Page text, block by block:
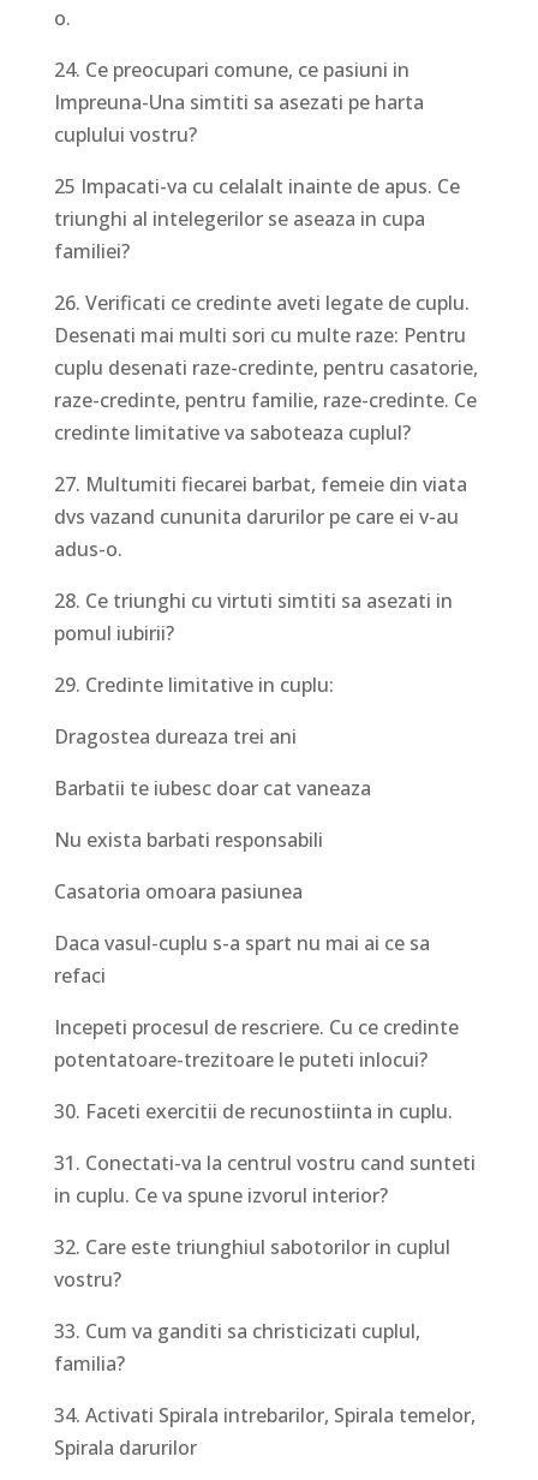
o.
24. Ce preocupari comune, ce pasiuni in
Impreuna-Una simtiti sa asezati pe harta
cuplului vostru?
25 Impacati-va cu celalalt inainte de apus. Ce
triunghi al intelegerilor se aseaza in cupa
familiei?
26. Verificati ce credinte aveti legate de cuplu.
Desenati mai multi sori cu multe raze: Pentru
cuplu desenati raze-credinte, pentru casatorie,
raze-credinte, pentru familie, raze-credinte. Ce
credinte limitative va saboteaza cuplul?
27. Multumiti fiecarei barbat, femeie din viata
dvs vazand cununita darurilor pe care ei v-au
adus-o.
28. Ce triunghi cu virtuti simtiti sa asezati in
pomul iubirii?
29. Credinte limitative in cuplu:
Dragostea dureaza trei ani
Barbatii te iubesc doar cat vaneaza
Nu exista barbati responsabili
Casatoria omoara pasiunea
Daca vasul-cuplu s-a spart nu mai ai ce sa
refaci
Incepeti procesul de rescriere. Cu ce credinte
potentatoare-trezitoare le puteti inlocui?
30. Faceti exercitii de recunostiinta in cuplu.
31. Conectati-va la centrul vostru cand sunteti
in cuplu. Ce va spune izvorul interior?
32. Care este triunghiul sabotorilor in cuplul
vostru?
33. Cum va ganditi sa christicizati cuplul,
familia?
34. Activati Spirala intrebarilor, Spirala temelor,
Spirala darurilor